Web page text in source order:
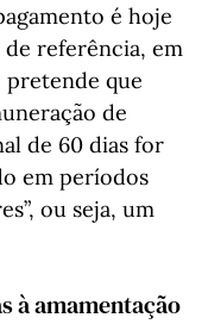
é hoje
de referência, em
que
de
de 60 dias for
em períodos
ou seja, um
à amamentação